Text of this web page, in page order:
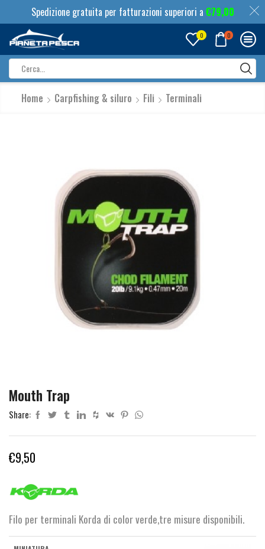
Spedizione gratuita per fatturazioni superiori a €79,00
0 0
input
Home Carpfishing & siluro Fili Terminali
Mouth Trap
Share:
€9,50
Filo per terminali Korda di color verde,tre misure disponibili.